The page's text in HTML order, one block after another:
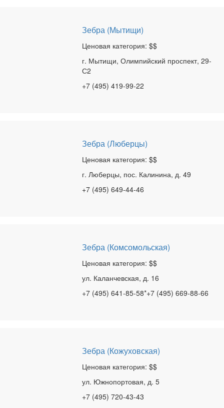
Зебра (Мытищи)
Ценовая категория: $$
г. Мытищи, Олимпийский проспект, 29-
С2
+7 (495) 419-99-22
Зебра (Люберцы)
Ценовая категория: $$
г. Люберцы, пос. Калинина, д. 49
+7 (495) 649-44-46
Зебра (Комсомольская)
Ценовая категория: $$
ул. Каланчевская, д. 16
+7 (495) 641-85-58*+7 (495) 669-88-66
Зебра (Кожуховская)
Ценовая категория: $$
ул. Южнопортовая, д. 5
+7 (495) 720-43-43